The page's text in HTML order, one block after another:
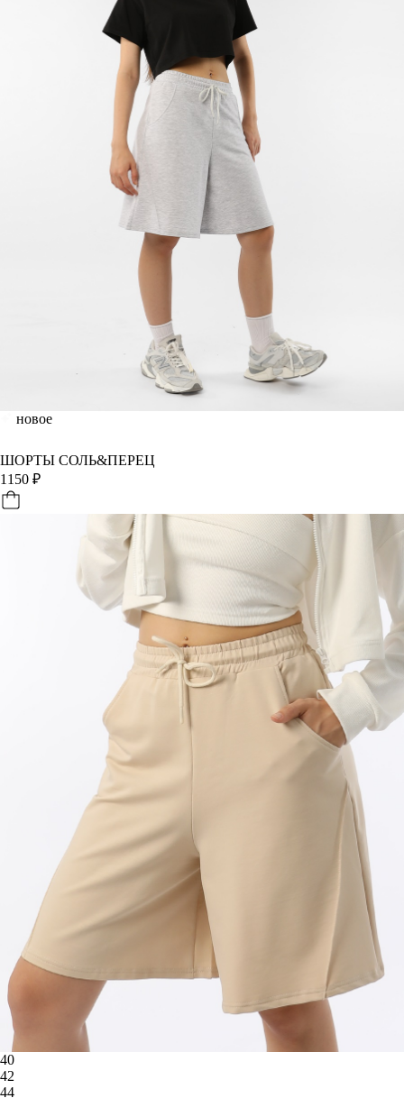
новое
ШОРТЫ СОЛЬ&ПЕРЕЦ
1150 ₽
40
42
44